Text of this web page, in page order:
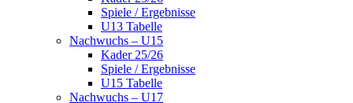
Spiele / Ergebnisse
U13 Tabelle
Nachwuchs – U15
Kader 25/26
Spiele / Ergebnisse
U15 Tabelle
Nachwuchs – U17